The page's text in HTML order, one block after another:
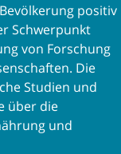
positiv
Schwerpunkt
von Forschung
Die
Studien und
über die
und